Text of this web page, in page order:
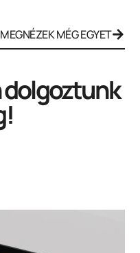
MEGNÉZEK MÉG EGYET
dolgoztunk